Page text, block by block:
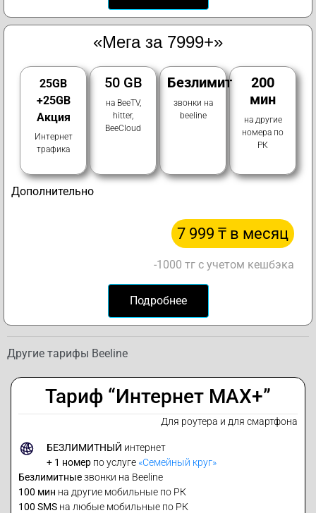
«Мега за 7999+»
25GB
+25GB
Акция
Интернет
трафика
50 GB
на BeeTV,
hitter,
BeeCloud
Безлимит
звонки на
beeline
200
мин
на другие
номера по
РК
Дополнительно
7 999 ₸ в месяц
-1000 тг с учетом кешбэка
Подробнее
Другие тарифы Beeline
Тариф “Интернет MAX+”
Для роутера и для смартфона
БЕЗЛИМИТНЫЙ интернет
+ 1 номер по услуге «Семейный круг»
Безлимитныезвонки на Beeline
100 мин на другие мобильные по РК
100 SMS на любые мобильные по РК